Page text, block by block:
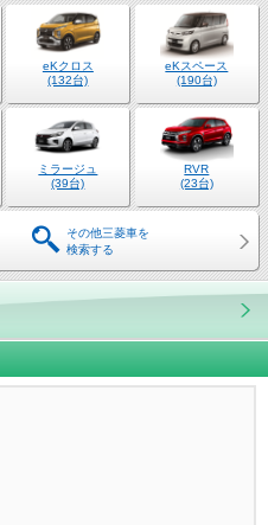
eKクロス
(132台)
eKスペース
(190台)
ミラージュ
(39台)
RVR
(23台)
その他三菱車を
検索する